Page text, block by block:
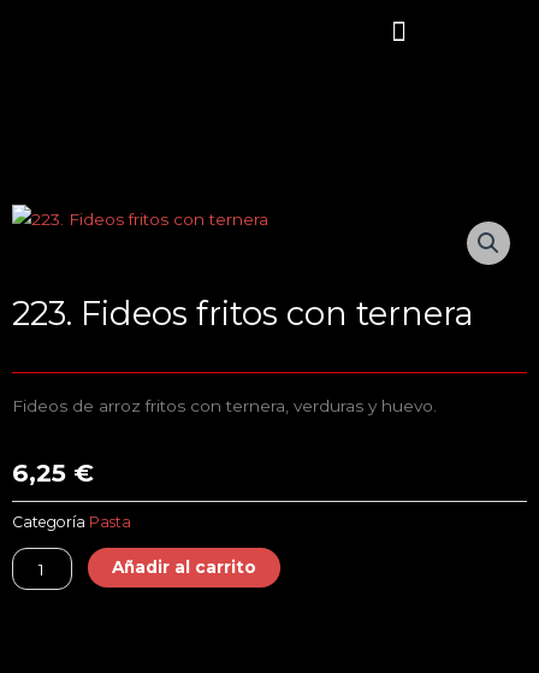
223. Fideos fritos con ternera
Fideos de arroz fritos con ternera, verduras y huevo.
6,25 €
Categoría Pasta
223.
Fideos
Añadir al carrito